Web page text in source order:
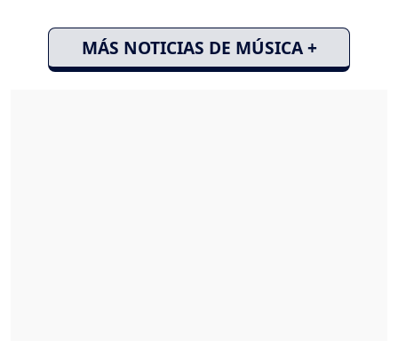
MÁS NOTICIAS DE MÚSICA +